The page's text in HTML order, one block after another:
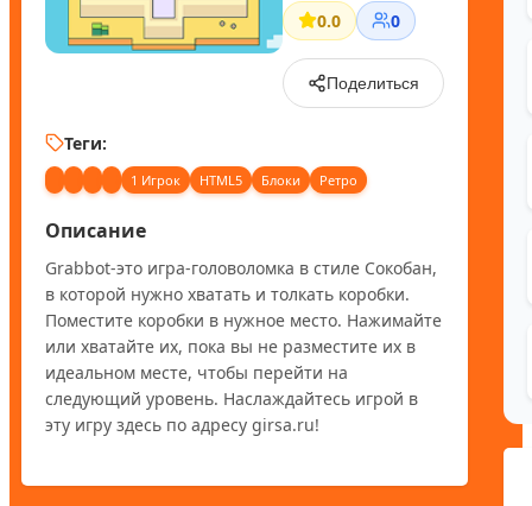
0.0 0
Поделиться
Теги:
1 Игрок HTML5 Блоки Ретро
Описание
Grabbot-это игра-головоломка в стиле Сокобан,
в которой нужно хватать и толкать коробки.
Поместите коробки в нужное место. Нажимайте
или хватайте их, пока вы не разместите их в
идеальном месте, чтобы перейти на
следующий уровень. Наслаждайтесь игрой в
эту игру здесь по адресу girsa.ru!